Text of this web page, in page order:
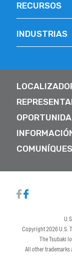
RECURSOS
INDUSTRIAS
Copyright 2026U.S.
The Tsubaki
All other